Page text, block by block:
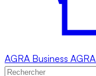
AGRA Business AGRA